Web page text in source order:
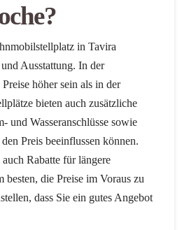
in Tavira
Ausstattung. In der
höher sein als in der
bieten auch zusätzliche
und Wasseranschlüsse sowie
Preis beeinflussen können.
Rabatte für längere
besten, die Preise im Voraus zu
dass Sie ein gutes Angebot